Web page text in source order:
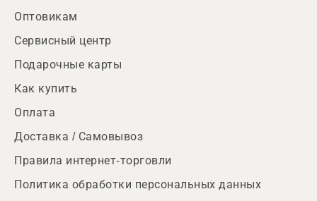
Оптовикам
Сервисный центр
Подарочные карты
Как купить
Оплата
Доставка / Самовывоз
Правила интернет-торговли
Политика обработки персональных данных